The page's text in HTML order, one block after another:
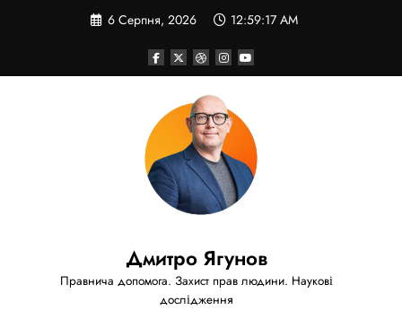
6 Серпня, 2026 12:59:19 AM
Дмитро Ягунов
Правнича допомога. Захист прав людини. Наукові
дослідження